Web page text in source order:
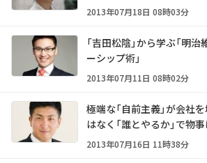
2013年07月18日 08時03分
「吉田松陰」から学ぶ「明
ーシップ術」
2013年07月11日 08時02分
極端な「自前主義」が会社を
はなく「誰とやるか」で物事
2013年07月16日 11時38分